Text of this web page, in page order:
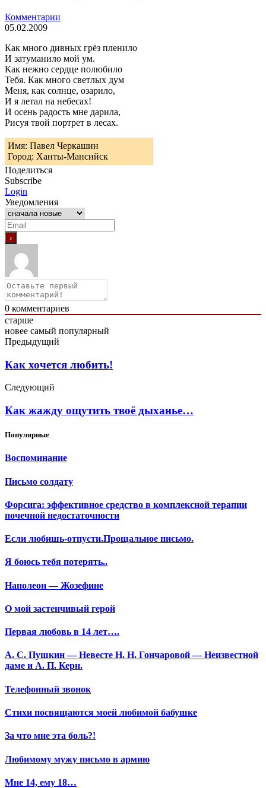
Комментарии
05.02.2009
Как много дивных грёз пленило
И затуманило мой ум.
Как нежно сердце полюбило
Тебя. Как много светлых дум
Меня, как солнце, озарило,
И я летал на небесах!
И осень радость мне дарила,
Рисуя твой портрет в лесах.
Имя: Павел Черкашин
Город: Ханты-Мансийск
Поделиться
Subscribe
Login
Уведомления
0 комментариев
старше
новее самый популярный
Предыдущий
Как хочется любить!
Следующий
Как жажду ощутить твоё дыханье…
Популярные
Воспоминание
Письмо солдату
Форсига: эффективное средство в комплексной терапии
почечной недостаточности
Если любишь-отпусти.Прощальное письмо.
Я боюсь тебя потерять..
Наполеон — Жозефине
О мой застенчивый герой
Первая любовь в 14 лет….
А. С. Пушкин — Невесте Н. Н. Гончаровой — Неизвестной
даме и А. П. Керн.
Телефонный звонок
Стихи посвящаются моей любимой бабушке
За что мне эта боль?!
Любимому мужу письмо в армию
Мне 14, ему 18…